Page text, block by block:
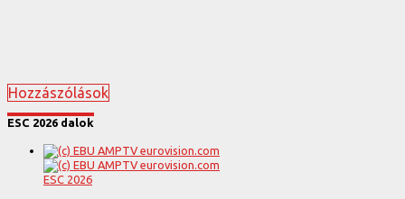
Hozzászólások
ESC 2026 dalok
ESC 2026